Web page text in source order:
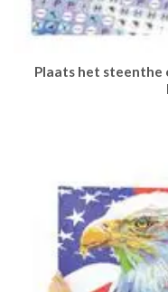
Plaats het steenthe